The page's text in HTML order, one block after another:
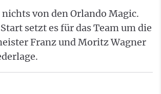
von den Orlando Magic.
setzt es für das Team um die
Franz und Moritz Wagner